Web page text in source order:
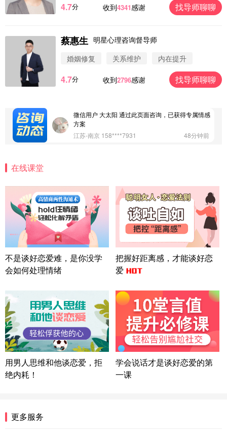
4.7分 收到4341感谢 找导师聊聊
蔡惠生 明星心理咨询督导师
婚姻修复
关系维护 内在提升
4.7分 收到2796感谢 找导师聊聊
微信用户 圆圈 通过此页面咨询，已获得专属情感方
案
微信用户 Vnno 通过此页面咨询，已获得专属情感方
微信用户 大太阳 通过此页面咨询，已获得专属情感
方案
江苏-南京 158****7931
48分钟前
情感方案
北京-朝阳 151****3189
22分钟前
微信用户 巧?媚儿 通过此页面咨询，已获得专属情感
方案
上海-浦东 177****9074
56分钟前
微信用户 Liberty 通过此页面咨询，已获得专属情感
方案
广东-广州 188****5632
湖北-武汉 135****7410
41分钟前
微信用户 困困魚? 通过此页面咨询，已获得专属情感
方案
陕西-西安 139****6283
3分钟前
情感方案
浙江-宁波 150****8921
在线课堂
不是谈好恋爱难，是你没学
会如何处理情绪
把握好距离感，才能谈好恋
爱
用男人思维和他谈恋爱，拒
绝内耗！
学会说话才是谈好恋爱的第
一课
更多服务